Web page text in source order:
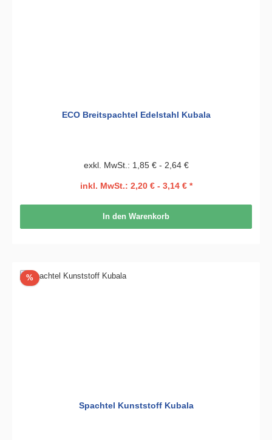
ECO Breitspachtel Edelstahl Kubala
exkl. MwSt.: 1,85 € - 2,64 €
inkl. MwSt.: 2,20 € - 3,14 € *
In den Warenkorb
%Rabatt
Spachtel Kunststoff Kubala